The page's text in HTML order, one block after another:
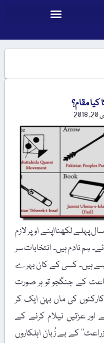
مقام؟
پہلے لکھنااپنے اوپر لازم
ہم نادم ہیں۔ انتخابات سر
رہے ہیں۔ کسی کے کان بہرے
کے جنگجو تو ہر صورت
کی ماں بہن ایک کر
اور عزتیں نیلام کرنے کے
کے بے زُبان اہلکاروں